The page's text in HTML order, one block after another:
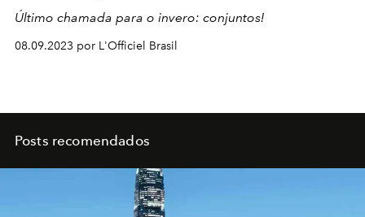
Último chamada para o invero: conjuntos!
08.09.2023 por L'Officiel Brasil
Posts recomendados